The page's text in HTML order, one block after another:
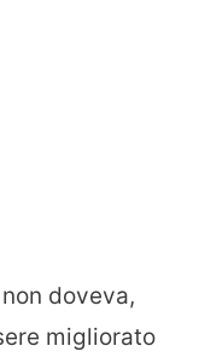
doveva,
migliorato